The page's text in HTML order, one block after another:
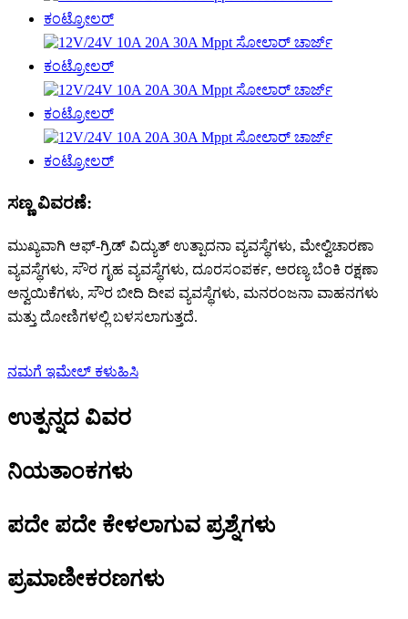
ಸಣ್ಣ ವಿವರಣೆ:
ಮುಖ್ಯವಾಗಿ ಆಫ್-ಗ್ರಿಡ್ ವಿದ್ಯುತ್ ಉತ್ಪಾದನಾ ವ್ಯವಸ್ಥೆಗಳು, ಮೇಲ್ವಿಚಾರಣಾ
ವ್ಯವಸ್ಥೆಗಳು, ಸೌರ ಗೃಹ ವ್ಯವಸ್ಥೆಗಳು, ದೂರಸಂಪರ್ಕ, ಅರಣ್ಯ ಬೆಂಕಿ ರಕ್ಷಣಾ
ಅನ್ವಯಿಕೆಗಳು, ಸೌರ ಬೀದಿ ದೀಪ ವ್ಯವಸ್ಥೆಗಳು, ಮನರಂಜನಾ ವಾಹನಗಳು
ಮತ್ತು ದೋಣಿಗಳಲ್ಲಿ ಬಳಸಲಾಗುತ್ತದೆ.
ನಮಗೆ ಇಮೇಲ್ ಕಳುಹಿಸಿ
ಉತ್ಪನ್ನದ ವಿವರ
ನಿಯತಾಂಕಗಳು
ಪದೇ ಪದೇ ಕೇಳಲಾಗುವ ಪ್ರಶ್ನೆಗಳು
ಪ್ರಮಾಣೀಕರಣಗಳು